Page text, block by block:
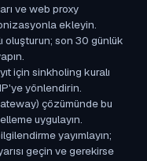
ve web proxy
ekleyin.
oluşturun; son 30 günlük
için sinkholing kuralı
yönlendirin.
çözümünde bu
uygulayın.
yayımlayın;
geçin ve gerekirse